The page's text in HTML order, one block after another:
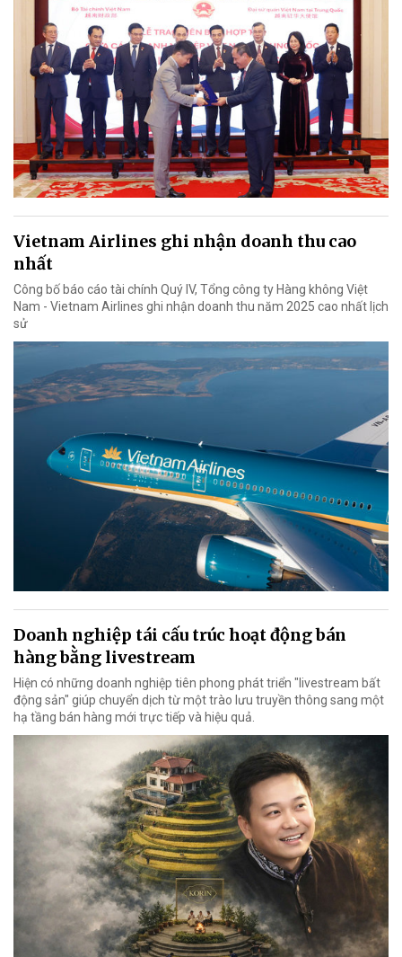
Vietnam Airlines ghi nhận doanh thu cao
nhất
Công bố báo cáo tài chính Quý IV, Tổng công ty Hàng không Việt
Nam - Vietnam Airlines ghi nhận doanh thu năm 2025 cao nhất lịch
sử
Doanh nghiệp tái cấu trúc hoạt động bán
hàng bằng livestream
Hiện có những doanh nghiệp tiên phong phát triển "livestream bất
động sản" giúp chuyển dịch từ một trào lưu truyền thông sang một
hạ tầng bán hàng mới trực tiếp và hiệu quả.